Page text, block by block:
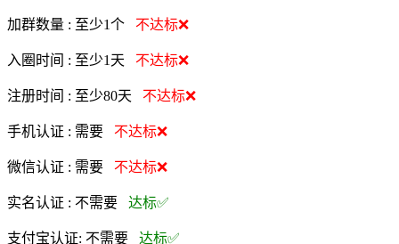
加群数量 : 至少1个 不达标❌
入圈时间 : 至少1天 不达标❌
注册时间 : 至少80天 不达标❌
手机认证 : 需要 不达标❌
微信认证 : 需要 不达标❌
实名认证 : 不需要 达标✅
支付宝认证: 不需要 达标✅